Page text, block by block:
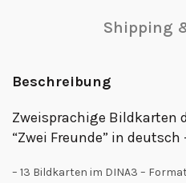
Shipping
Beschreibung
Zweisprachige Bildkarten
“Zwei Freunde” in
– 13 Bildkarten im DINA3 –